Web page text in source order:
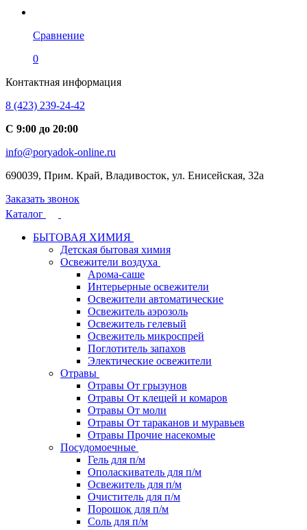
Сравнение
0
Контактная информация
8 (423) 239-24-42
С 9:00 до 20:00
info@poryadok-online.ru
690039, Прим. Край, Владивосток, ул. Енисейская, 32а
Заказать звонок
Каталог
БЫТОВАЯ ХИМИЯ
Детская бытовая химия
Освежители воздуха
Арома-саше
Интерьерные освежители
Освежители автоматические
Освежитель аэрозоль
Освежитель гелевый
Освежитель микроспрей
Поглотитель запахов
Электические освежители
Отравы
Отравы От грызунов
Отравы От клещей и комаров
Отравы От моли
Отравы От тараканов и муравьев
Отравы Прочие насекомые
Посудомоечные
Гель для п/м
Ополаскиватель для п/м
Освежитель для п/м
Очиститель для п/м
Порошок для п/м
Соль для п/м